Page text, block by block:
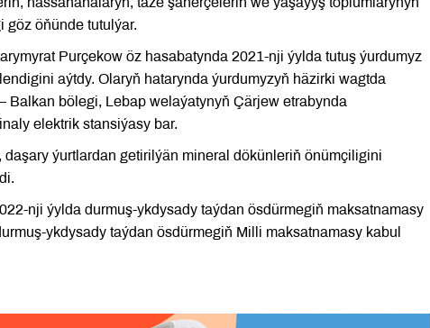
göz öňünde tutulýar.
Purçekow öz hasabatynda 2021-nji ýylda tutuş ýurdumyz
aýtdy. Olaryň hatarynda ýurdumyzyň häzirki wagtda
bölegi, Lebap welaýatynyň Çärjew etrabynda
elektrik stansiýasy bar.
ýurtlardan getirilýän mineral dökünleriň önümçiligini
nji ýylda durmuş-ykdysady taýdan ösdürmegiň maksatnamasy
ykdysady taýdan ösdürmegiň Milli maksatnamasy kabul